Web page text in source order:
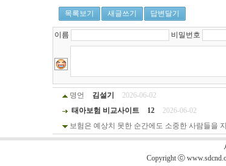
목록보기
새글쓰기 답변달기
이름 비밀번호
명언 김설기
2026-06-02
태아보험 비교사이트
12
2026-06-02
보험은 예상치 못한 순간에도 소중한 사람들을
Copyright ⓒ